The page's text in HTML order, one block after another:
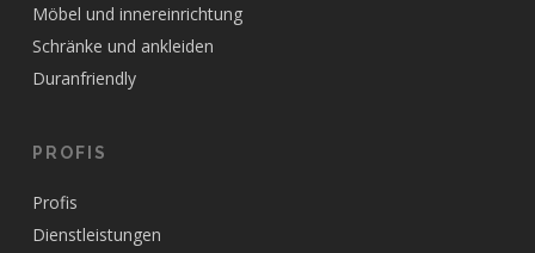
Möbel und innereinrichtung
Schränke und ankleiden
Duranfriendly
PROFIS
Profis
Dienstleistungen